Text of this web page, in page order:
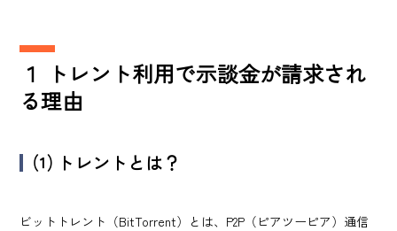
１
トレント利用で示談金が請求され
る理由
⑴ トレントとは？
ビットトレント（BitTorrent）とは、P2P（ピアツーピア）通信